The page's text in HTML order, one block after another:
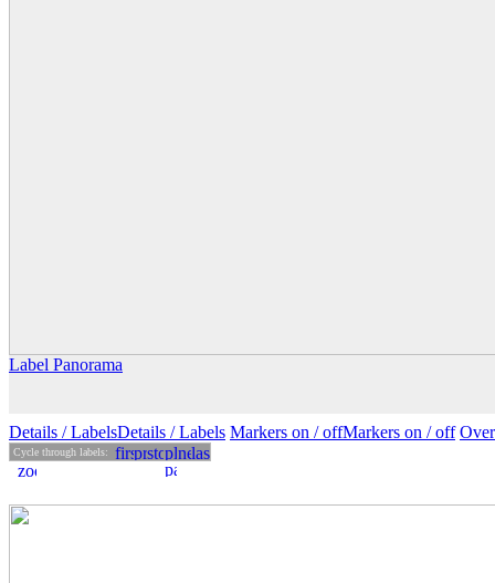
Label Panorama
Details / LabelsDetails /Labels Markers on /offMarkers on / off
Cycle through labels: